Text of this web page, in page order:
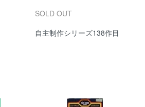
SOLD OUT
自主制作シリーズ138作目